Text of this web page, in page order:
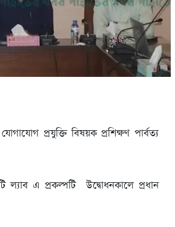
প্রযুক্তি বিষয়ক প্রশিক্ষণ পার্বত্য
ল্যাব এ প্রকল্পটি উদ্বোধনকালে প্রধান